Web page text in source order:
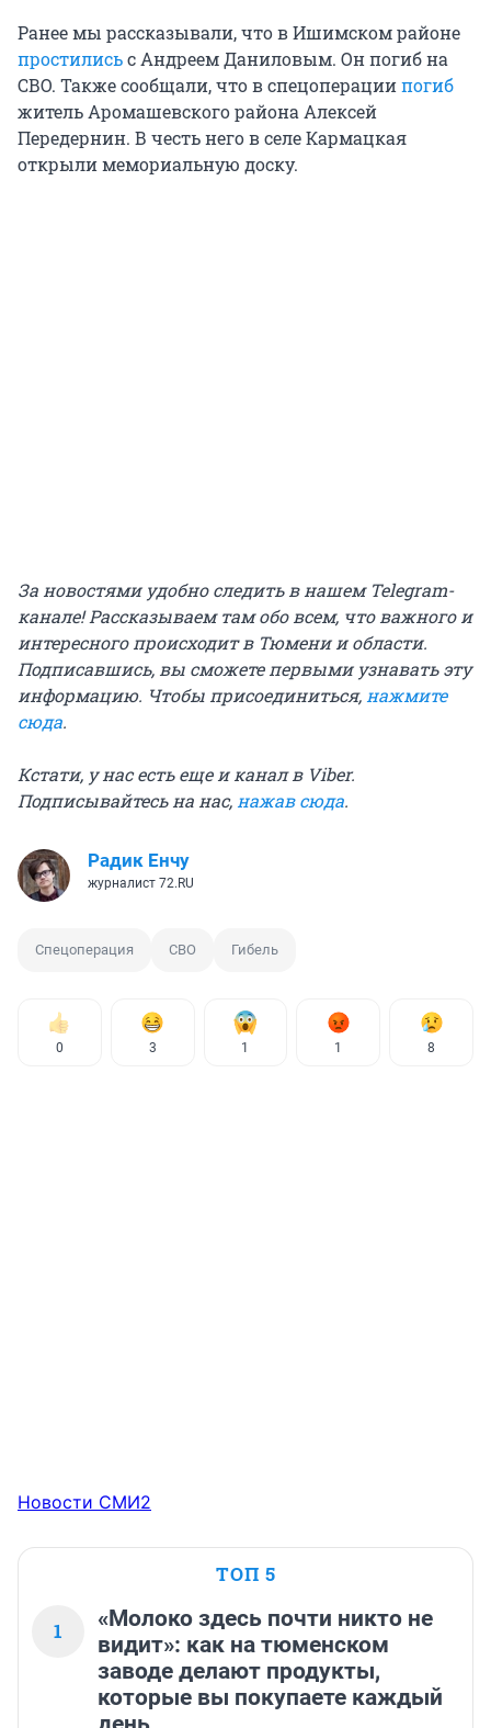
Ранее мы рассказывали, что в Ишимском районе
простилисьс Андреем Даниловым. Он погиб на
СВО. Также сообщали, что в спецоперациипогиб
житель Аромашевского района Алексей
Передернин. В честь него в селе Кармацкая
открыли мемориальную доску.
За новостями удобно следить в нашем Telegram-
канале! Рассказываем там обо всем, что важного и
интересного происходит в Тюмени и области.
Подписавшись, вы сможете первыми узнавать эту
информацию. Чтобы присоединиться,нажмите
сюда.
Кстати, у нас есть еще и канал в Viber.
Подписывайтесь на нас,нажав сюда.
Радик Енчу
журналист 72.RU
Спецоперация СВО Гибель
0 3 1 1 8
Новости СМИ2
ТОП 5
1
«Молоко здесь почти никто не
видит»: как на тюменском
заводе делают продукты,
которые вы покупаете каждый